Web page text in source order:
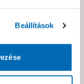
Beállítások